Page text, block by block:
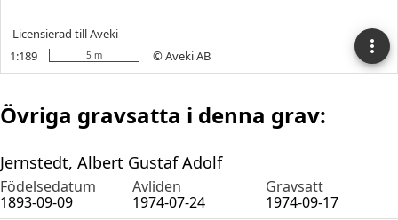
Övriga gravsatta i denna grav:
Jernstedt, Albert Gustaf Adolf
Födelsedatum Avliden
Gravsatt
1893-09-09
1974-07-24 1974-09-17